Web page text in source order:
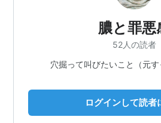
膿と罪悪
52人の読者
穴掘って叫びたいこと（元す
ログインして読者